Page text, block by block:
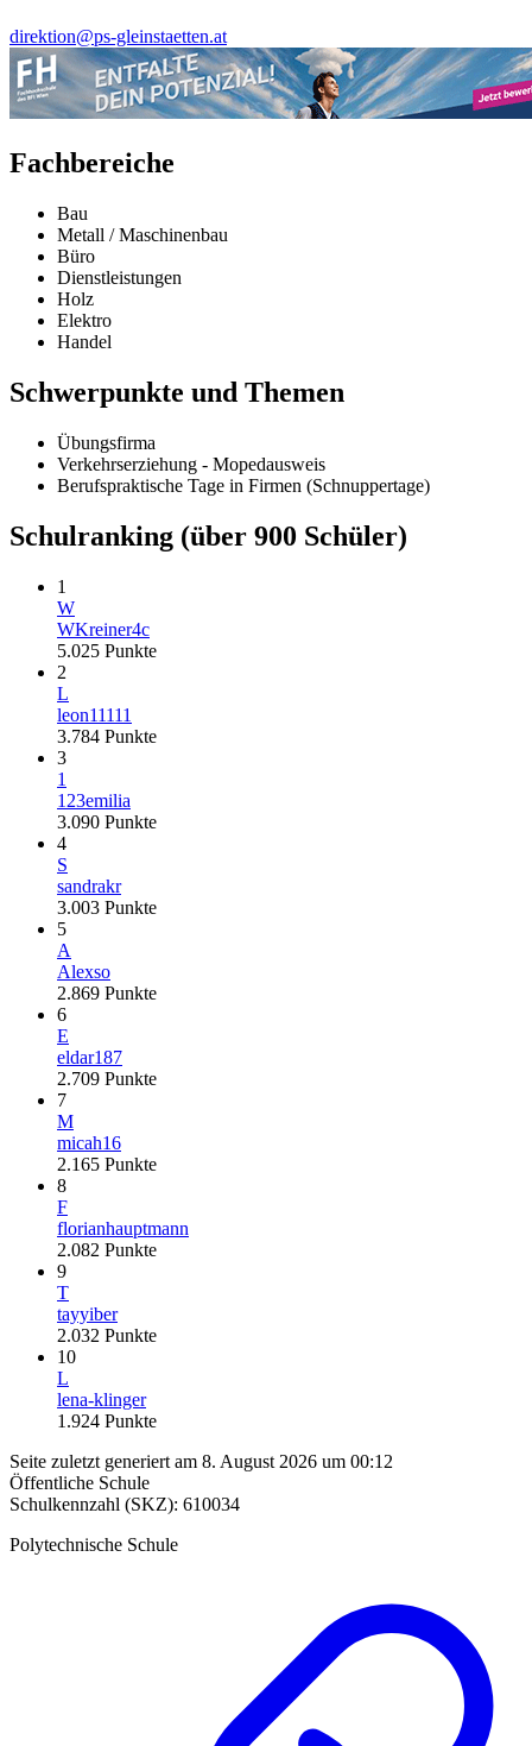
direktion@ps-gleinstaetten.at
Fachbereiche
Bau
Metall / Maschinenbau
Büro
Dienstleistungen
Holz
Elektro
Handel
Schwerpunkte und Themen
Übungsfirma
Verkehrserziehung - Mopedausweis
Berufspraktische Tage in Firmen (Schnuppertage)
Schulranking (über 900 Schüler)
1
W
WKreiner4c
5.025 Punkte
2
L
leon11111
3.784 Punkte
3
1
123emilia
3.090 Punkte
4
S
sandrakr
3.003 Punkte
5
A
Alexso
2.869 Punkte
6
E
eldar187
2.709 Punkte
7
M
micah16
2.165 Punkte
8
F
florianhauptmann
2.082 Punkte
9
T
tayyiber
2.032 Punkte
10
L
lena-klinger
1.924 Punkte
Seite zuletzt generiert am 8. August 2026 um 00:12
Öffentliche Schule
Schulkennzahl (SKZ): 610034
Polytechnische Schule